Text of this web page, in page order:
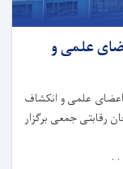
بست اعضای علمی و
۳۵۴ بست تخصصی اعضای علمی و انکشاف
رقابتی جمعی برگزار
.